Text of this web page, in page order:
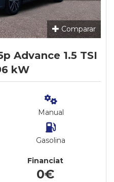
Comparar
Advance 1.5 TSI
kW
Manual
Gasolina
Financiat
0€